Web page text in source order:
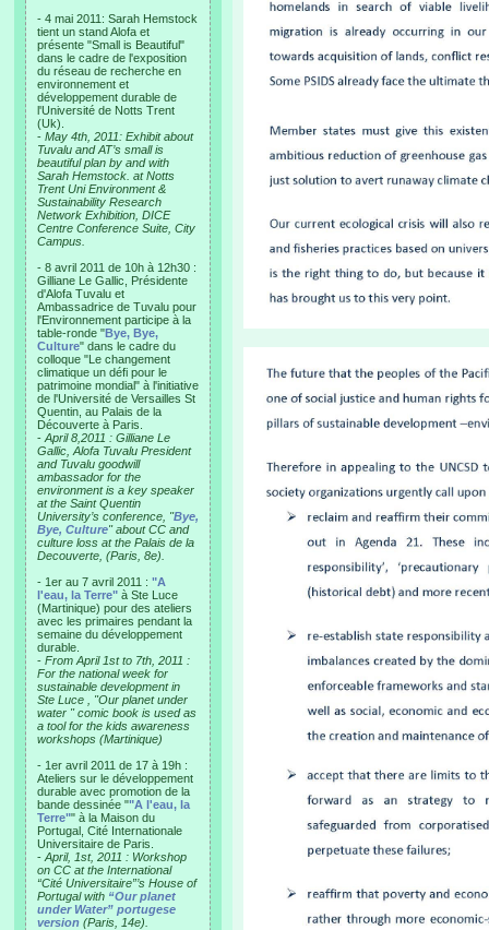
- 4 mai 2011: Sarah Hemstock
tient un stand Alofa et
présente "Small is Beautiful"
dans le cadre de l'exposition
du réseau de recherche en
environnement et
développement durable de
l'Université de Notts Trent
(Uk).
- May 4th, 2011: Exhibit about
Tuvalu and AT’s small is
beautiful plan by and with
Sarah Hemstock. at Notts
Trent Uni Environment &
Sustainability Research
Network Exhibition, DICE
Centre Conference Suite, City
Campus.
- 8 avril 2011 de 10h à 12h30 :
Gilliane Le Gallic, Présidente
d'Alofa Tuvalu et
Ambassadrice de Tuvalu pour
l'Environnement participe à la
table-ronde "Bye, Bye,
Culture" dans le cadre du
colloque "Le changement
climatique un défi pour le
patrimoine mondial" à l'initiative
de l'Université de Versailles St
Quentin, au Palais de la
Découverte à Paris.
- April 8,2011 : Gilliane Le
Gallic, Alofa Tuvalu President
and Tuvalu goodwill
ambassador for the
environment is a key speaker
at the Saint Quentin
University’s conference, "Bye,
Bye, Culture" about CC and
culture loss at the Palais de la
Decouverte, (Paris, 8e).
- 1er au 7 avril 2011 : "A
l'eau, la Terre" à Ste Luce
(Martinique) pour des ateliers
avec les primaires pendant la
semaine du développement
durable.
- From April 1st to 7th, 2011 :
For the national week for
sustainable development in
Ste Luce , "Our planet under
water " comic book is used as
a tool for the kids awareness
workshops (Martinique)
- 1er avril 2011 de 17 à 19h :
Ateliers sur le développement
durable avec promotion de la
bande dessinée ""A l'eau, la
Terre"" à la Maison du
Portugal, Cité Internationale
Universitaire de Paris.
- April, 1st, 2011 : Workshop
on CC at the International
“Cité Universitaire”’s House of
Portugal with “Our planet
under Water” portugese
version (Paris, 14e).